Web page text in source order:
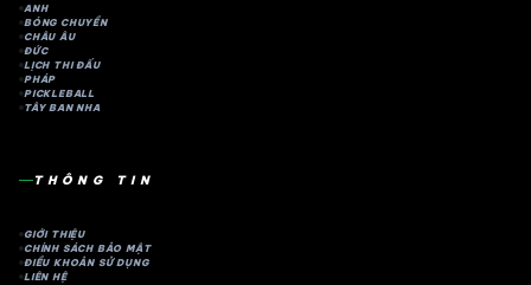
ANH
BÓNG CHUYỀN
CHÂU ÂU
ĐỨC
LỊCH THI ĐẤU
PHÁP
PICKLEBALL
TÂY BAN NHA
THÔNG TIN
GIỚI THIỆU
CHÍNH SÁCH BẢO MẬT
ĐIỀU KHOẢN SỬ DỤNG
LIÊN HỆ